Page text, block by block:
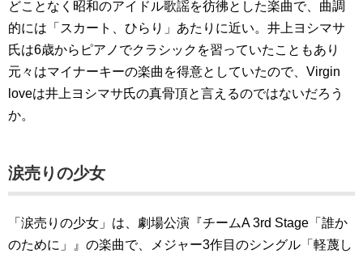
どことなく昭和のアイドル歌謡を彷彿とした楽曲で、曲調
的には「スカート、ひらり」あたりに近い。井上ヨシマサ
氏は6歳からピアノでクラシックを習っていたこともあり
元々はマイナーキーの楽曲を得意としていたので、Virgin
loveは井上ヨシマサ氏の真骨頂と言えるのではないだろう
か。
涙売りの少女
「涙売りの少女」は、劇場公演『チームA 3rd Stage「誰か
のために」』の楽曲で、メジャー3作目のシングル「軽蔑し